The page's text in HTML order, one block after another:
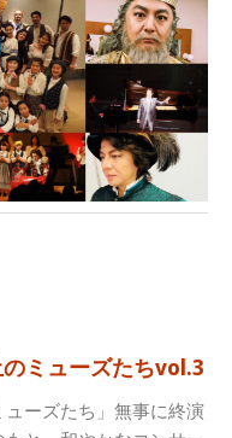
ミューズたちvol.3
ーズたち」無事に終演